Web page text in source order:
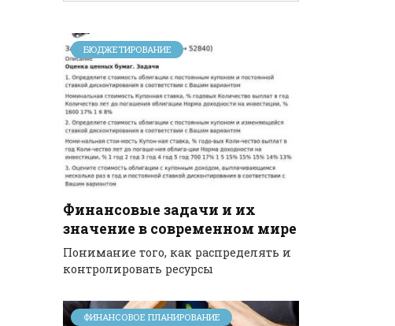
БЮДЖЕТИРОВАНИЕ
Финансовые задачи и их
значение в современном мире
Понимание того, как распределять и
контролировать ресурсы
ФИНАНСОВОЕ ПЛАНИРОВАНИЕ